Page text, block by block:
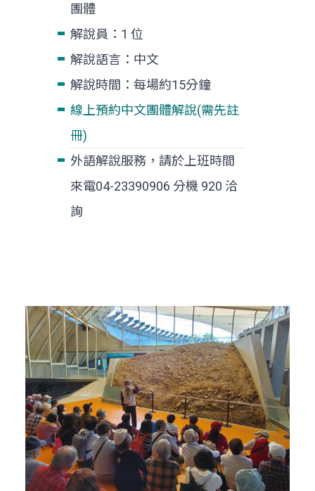
團體
解說員：1 位
解說語言：中文
解說時間：每場約15分鐘
線上預約中文團體解說(需先註
冊)
外語解說服務，請於上班時間
來電04-23390906 分機 920 洽
詢